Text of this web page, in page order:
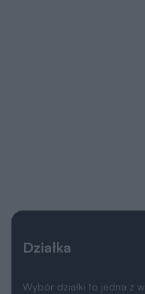
Działka
Wybór działki to jedna z